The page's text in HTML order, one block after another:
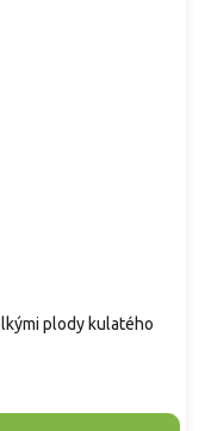
plody kulatého